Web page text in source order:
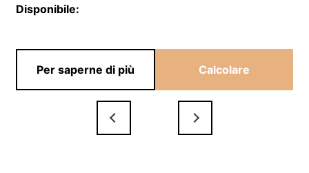
Disponibile:
Per saperne di più Calcolare